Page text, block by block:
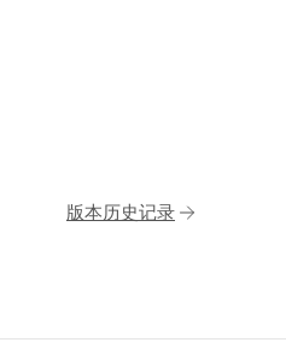
版本历史记录